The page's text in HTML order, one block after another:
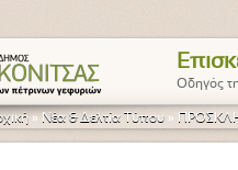
Οδηγός
» Νέα & Δελτία Τύπου »